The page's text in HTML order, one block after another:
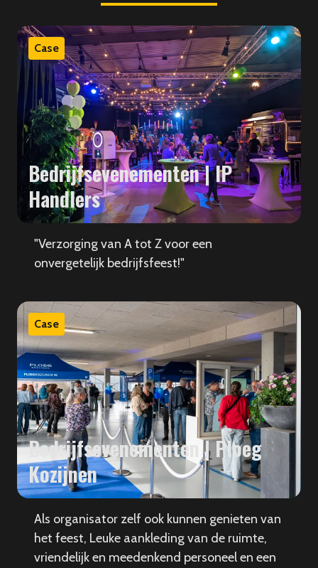
Case
Bedrijfsevenementen | IP
Handlers
"Verzorging van A tot Z voor een
onvergetelijk bedrijfsfeest!"
Case
Bedrijfsevenementen | Ploeg
Kozijnen
Als organisator zelf ook kunnen genieten van
het feest, Leuke aankleding van de ruimte,
vriendelijk en meedenkend personeel en een